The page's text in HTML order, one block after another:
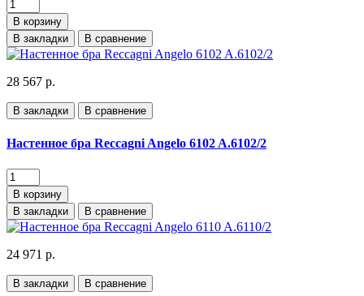
В корзину
В закладки
В сравнение
28 567 р.
В закладки В сравнение
Настенное бра Reccagni Angelo 6102 A.6102/2
В корзину
В закладки
В сравнение
24 971 р.
В закладки В сравнение